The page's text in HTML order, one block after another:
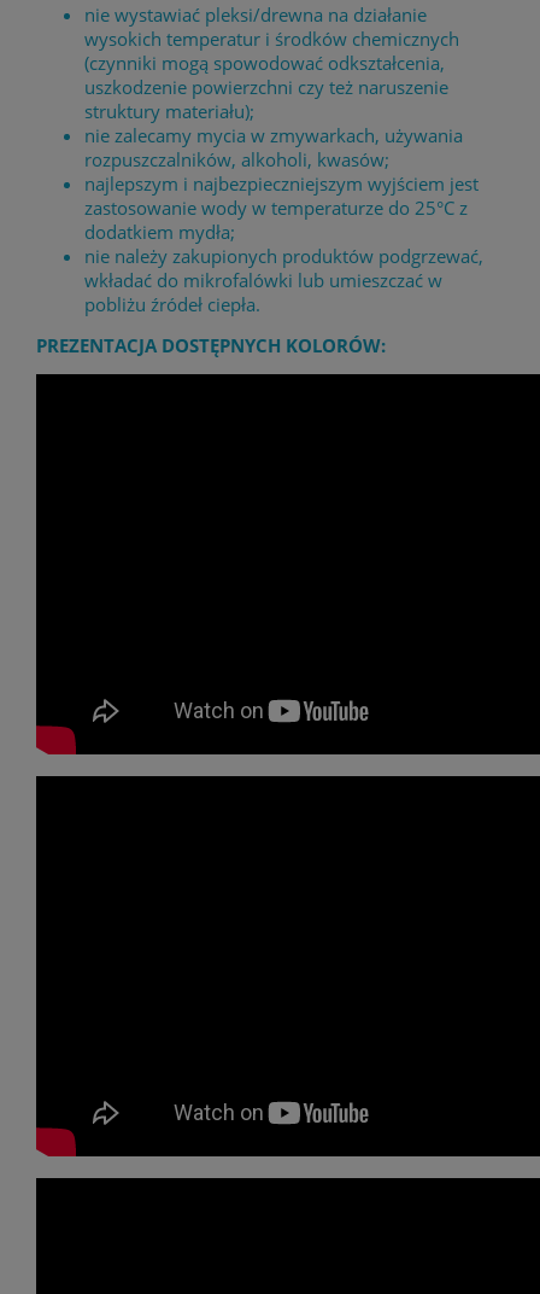
nie wystawiać pleksi/drewna na działanie
wysokich temperatur i środków chemicznych
(czynniki mogą spowodować odkształcenia,
uszkodzenie powierzchni czy też naruszenie
struktury materiału);
nie zalecamy mycia w zmywarkach, używania
rozpuszczalników, alkoholi, kwasów;
najlepszym i najbezpieczniejszym wyjściem jest
zastosowanie wody w temperaturze do 25°C z
dodatkiem mydła;
nie należy zakupionych produktów podgrzewać,
wkładać do mikrofalówki lub umieszczać w
pobliżu źródeł ciepła.
PREZENTACJA DOSTĘPNYCH KOLORÓW: